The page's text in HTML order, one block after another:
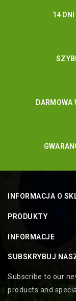
14
INFORMACJA O
PRODUKTY
INFORMACJE
SUBSKRYBUJ
Subscribe to our
products and